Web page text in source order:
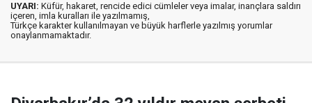
UYARI: Küfür, hakaret, rencide edici cümleler veya imalar, inançlara saldırı
içeren, imla kuralları ile yazılmamış,
Türkçe karakter kullanılmayan ve büyük harflerle yazılmış yorumlar
onaylanmamaktadır.